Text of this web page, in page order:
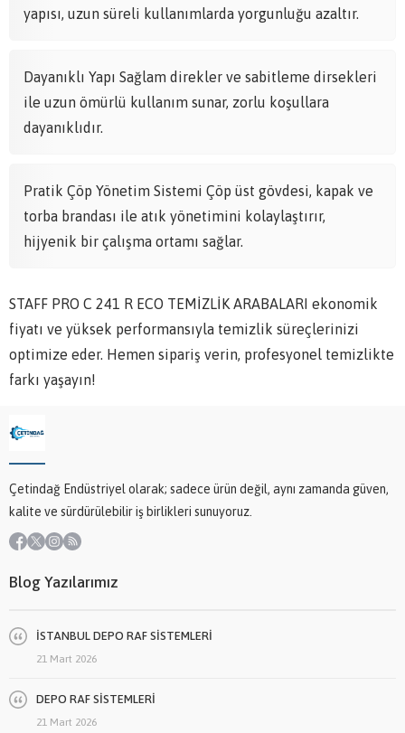
yapısı, uzun süreli kullanımlarda yorgunluğu azaltır.
Dayanıklı Yapı Sağlam direkler ve sabitleme dirsekleri
ile uzun ömürlü kullanım sunar, zorlu koşullara
dayanıklıdır.
Pratik Çöp Yönetim Sistemi Çöp üst gövdesi, kapak ve
torba brandası ile atık yönetimini kolaylaştırır,
hijyenik bir çalışma ortamı sağlar.
STAFF PRO C 241 R ECO TEMİZLİK ARABALARI ekonomik
fiyatı ve yüksek performansıyla temizlik süreçlerinizi
optimize eder. Hemen sipariş verin, profesyonel temizlikte
farkı yaşayın!
Çetindağ Endüstriyel olarak; sadece ürün değil, aynı zamanda güven,
kalite ve sürdürülebilir iş birlikleri sunuyoruz.
Blog Yazılarımız
İSTANBUL DEPO RAF SİSTEMLERİ
21 Mart 2026
DEPO RAF SİSTEMLERİ
21 Mart 2026